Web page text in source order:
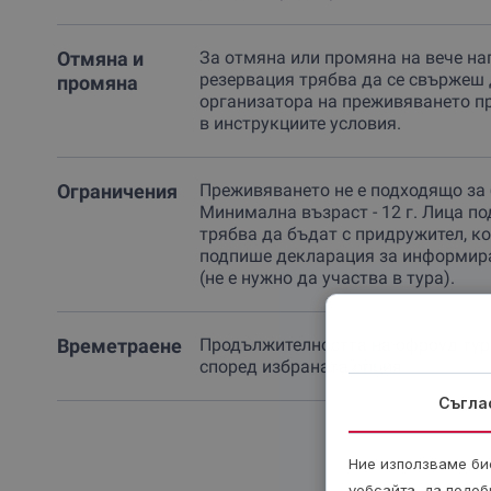
Отмяна и
промяна
За отмяна или промяна на вече
резервация трябва да се свържеш
организатора на преживяването
в инструкциите условия.
Ограничения
Преживяването не е подходящо за
Минимална възраст - 12 г. Лица
трябва да бъдат с придружител,
подпише декларация за
(не е нужно да участва в тура).
Времетраене
Продължителността на офроуд
според избраната опция.
Ние използваме